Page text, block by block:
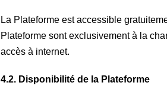
La Plateforme est accessible
Plateforme sont exclusivement à la
accès à internet.
4.2. Disponibilité de la Plateforme